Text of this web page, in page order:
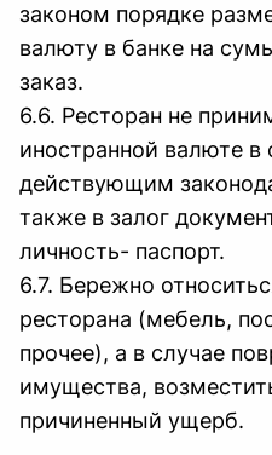
законом порядке
валюту в банке на
заказ.
6.6. Ресторан не
иностранной валюте в
действующим
также в залог
личность- паспорт.
6.7. Бережно
ресторана (мебель,
прочее), а в случае
имущества,
причиненный ущерб.